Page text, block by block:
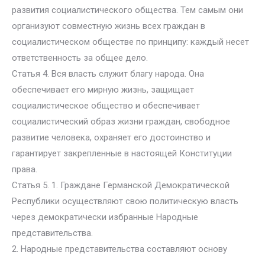
развития социалистического общества. Тем самым они
организуют совместную жизнь всех граждан в
социалистическом обществе по принципу: каждый несет
ответственность за общее дело.
Статья 4. Вся власть служит благу народа. Она
обеспечивает его мирную жизнь, защищает
социалистическое общество и обеспечивает
социалистический образ жизни граждан, свободное
развитие человека, охраняет его достоинство и
гарантирует закрепленные в настоящей Конституции
права.
Статья 5. 1. Граждане Германской Демократической
Республики осуществляют свою политическую власть
через демократически избранные Народные
представительства.
2. Народные представительства составляют основу